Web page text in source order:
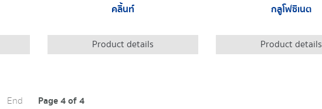
คลิ้นท์
Product details
กลูโฟซิเนต
Product details
End Page 4 of 4